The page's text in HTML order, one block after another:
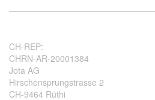
CH-REP:
CHRN-AR-20001384
Jota AG
Hirschensprungstrasse 2
CH-9464 Rüthi